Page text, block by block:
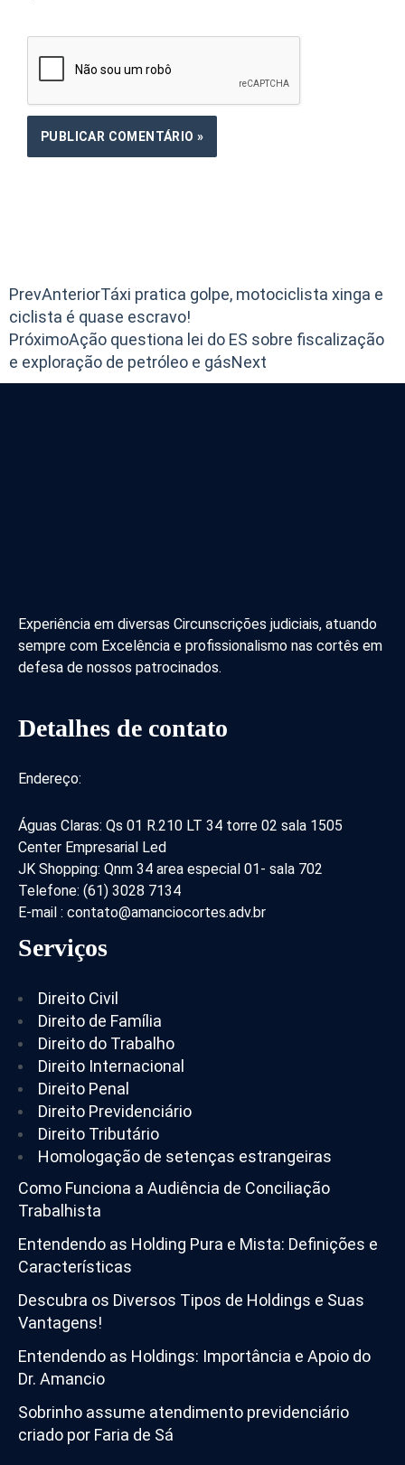
PrevAnteriorTáxi pratica golpe, motociclista xinga e
ciclista é quase escravo!
PróximoAção questiona lei do ES sobre fiscalização
e exploração de petróleo e gásNext
Experiência em diversas Circunscrições judiciais, atuando
sempre com Excelência e profissionalismo nas cortês em
defesa de nossos patrocinados.
Detalhes de contato
Endereço:
Águas Claras: Qs 01 R.210 LT 34 torre 02 sala 1505
Center Empresarial Led
JK Shopping: Qnm 34 area especial 01- sala 702
Telefone: (61) 3028 7134
E-mail : contato@amanciocortes.adv.br
Serviços
Direito Civil
Direito de Família
Direito do Trabalho
Direito Internacional
Direito Penal
Direito Previdenciário
Direito Tributário
Homologação de setenças estrangeiras
Como Funciona a Audiência de Conciliação
Trabalhista
Entendendo as Holding Pura e Mista: Definições e
Características
Descubra os Diversos Tipos de Holdings e Suas
Vantagens!
Entendendo as Holdings: Importância e Apoio do
Dr. Amancio
Sobrinho assume atendimento previdenciário
criado por Faria de Sá